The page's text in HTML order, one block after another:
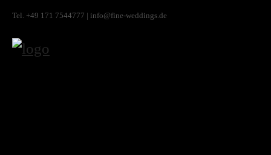
Tel. +49 171 7544777 | info@fine-weddings.de